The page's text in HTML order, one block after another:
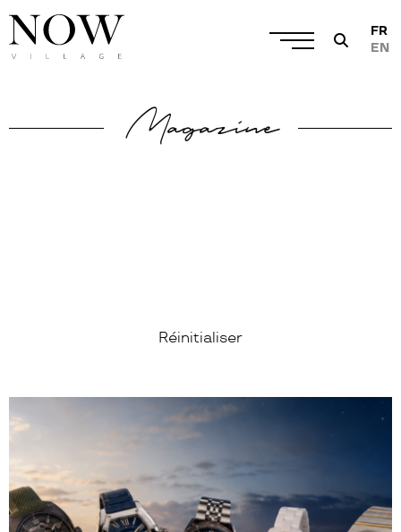
FR
EN
Magazine
Réinitialiser